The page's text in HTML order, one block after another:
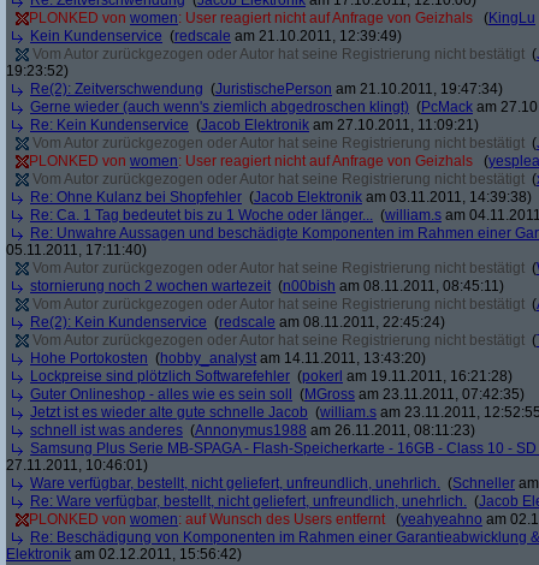
PLONKED von women: User reagiert nicht auf Anfrage von Geizhals (KingLu
Kein Kundenservice (redscale am 21.10.2011, 12:39:49)
Vom Autor zurückgezogen oder Autor hat seine Registrierung nicht bestätigt (
19:23:52)
Re(2): Zeitverschwendung (JuristischePerson am 21.10.2011, 19:47:34)
Gerne wieder (auch wenn's ziemlich abgedroschen klingt) (PcMack am
Re: Kein Kundenservice (Jacob Elektronik am 27.10.2011, 11:09:21)
Vom Autor zurückgezogen oder Autor hat seine Registrierung nicht bestätigt (
PLONKED von women: User reagiert nicht auf Anfrage von Geizhals (
Vom Autor zurückgezogen oder Autor hat seine Registrierung nicht bestätigt (
Re: Ohne Kulanz bei Shopfehler (Jacob Elektronik am 03.11.2011, 14:39:38)
Re: Ca. 1 Tag bedeutet bis zu 1 Woche oder länger... (william.s am
Re: Unwahre Aussagen und beschädigte Komponenten im Rahmen einer
05.11.2011, 17:11:40)
Vom Autor zurückgezogen oder Autor hat seine Registrierung nicht bestätigt (
stornierung noch 2 wochen wartezeit (n00bish am 08.11.2011, 08:45:11)
Vom Autor zurückgezogen oder Autor hat seine Registrierung nicht bestätigt (
Re(2): Kein Kundenservice (redscale am 08.11.2011, 22:45:24)
Vom Autor zurückgezogen oder Autor hat seine Registrierung nicht bestätigt (
Hohe Portokosten (hobby_analyst am 14.11.2011, 13:43:20)
Lockpreise sind plötzlich Softwarefehler (pokerl am 19.11.2011, 16:21:28)
Guter Onlineshop - alles wie es sein soll
(MGross am 23.11.2011, 07:42:35)
Jetzt ist es wieder alte gute schnelle Jacob (william.s am 23.11.2011,
schnell ist was anderes (Annonymus1988 am 26.11.2011, 08:11:23)
Samsung Plus Serie MB-SPAGA - Flash-Speicherkarte - 16GB - Class 10 -
27.11.2011, 10:46:01)
Ware verfügbar, bestellt, nicht geliefert, unfreundlich, unehrlich. (Schneller
Re: Ware verfügbar, bestellt, nicht geliefert, unfreundlich, unehrlich. (Jacob
PLONKED von women: auf Wunsch des Users entfernt (yeahyeahno am
Re: Beschädigung von Komponenten im Rahmen einer Garantieabwicklung
Elektronik am 02.12.2011, 15:56:42)